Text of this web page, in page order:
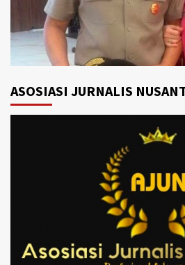
ASOSIASI JURNALIS